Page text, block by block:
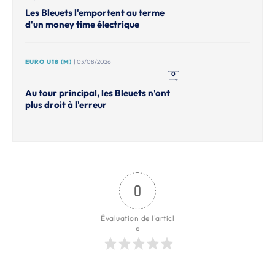
Les Bleuets l'emportent au terme
d'un money time électrique
EURO U18 (M) | 03/08/2026
0
Au tour principal, les Bleuets n'ont
plus droit à l'erreur
0
Évaluation de l'articl
e